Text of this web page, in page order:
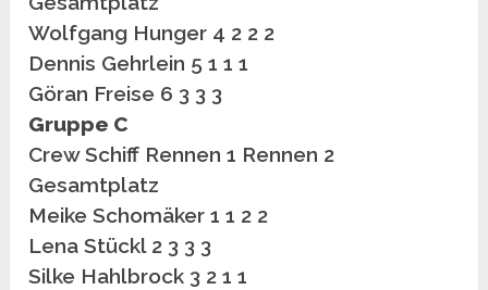
Wolfgang Hunger 4 2 2 2
Dennis Gehrlein 5 1 1 1
Göran Freise 6 3 3 3
Gruppe C
Crew Schiff Rennen 1 Rennen 2
Gesamtplatz
Meike Schomäker 1 1 2 2
Lena Stückl 2 3 3 3
Silke Hahlbrock 3 2 1 1